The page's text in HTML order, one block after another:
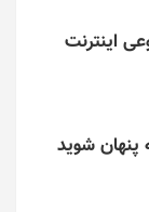
اینترنت